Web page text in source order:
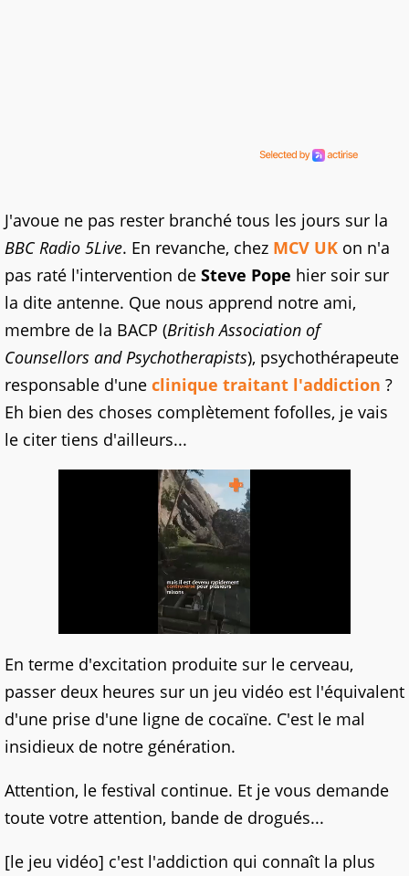
J'avoue ne pas rester branché tous les jours sur la
BBC Radio 5Live. En revanche, chez MCV UK on n'a
pas raté l'intervention de Steve Pope hier soir sur
la dite antenne. Que nous apprend notre ami,
membre de la BACP (British Association of
Counsellors and Psychotherapists), psychothérapeute
responsable d'une clinique traitant l'addiction ?
Eh bien des choses complètement fofolles, je vais
le citer tiens d'ailleurs...
En terme d'excitation produite sur le cerveau,
passer deux heures sur un jeu vidéo est l'équivalent
d'une prise d'une ligne de cocaïne. C'est le mal
insidieux de notre génération.
Attention, le festival continue. Et je vous demande
toute votre attention, bande de drogués...
[le jeu vidéo] c'est l'addiction qui connaît la plus